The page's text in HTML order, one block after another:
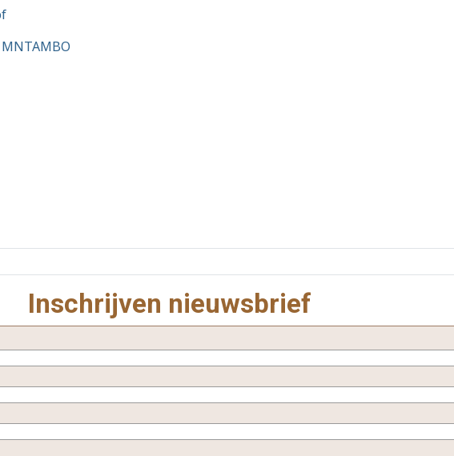
Inschrijven nieuwsbrief